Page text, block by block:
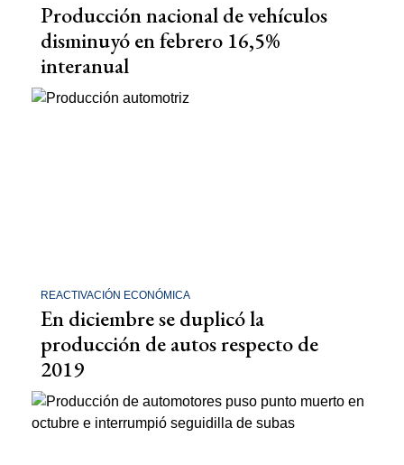
Producción nacional de vehículos
disminuyó en febrero 16,5%
interanual
REACTIVACIÓN ECONÓMICA
En diciembre se duplicó la
producción de autos respecto de
2019